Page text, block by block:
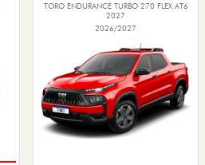
TORO ENDURANCE TURBO 270 FLEX AT6
2027
2026/2027